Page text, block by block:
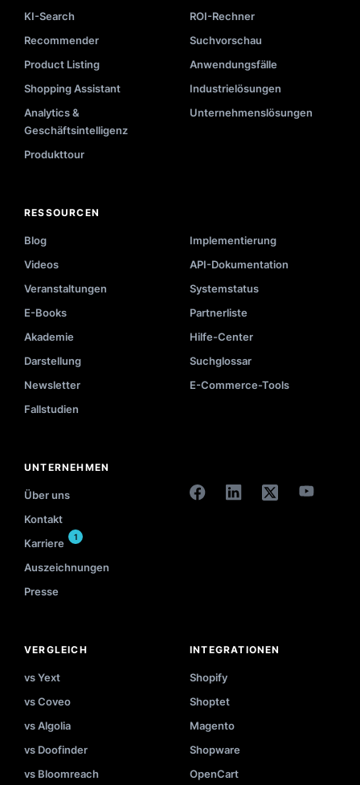
KI-Search
ROI-Rechner
Recommender
Suchvorschau
Product Listing
Anwendungsfälle
Shopping Assistant
Industrielösungen
Analytics &
Geschäftsintelligenz
Unternehmenslösungen
Produkttour
RESSOURCEN
Blog
Implementierung
Videos
API-Dokumentation
Veranstaltungen
Systemstatus
E-Books
Partnerliste
Akademie
Hilfe-Center
Darstellung
Suchglossar
Newsletter
E-Commerce-Tools
Fallstudien
UNTERNEHMEN
Über uns
Kontakt
Karriere
1
Auszeichnungen
Presse
VERGLEICH
vs Yext
vs Coveo
vs Algolia
vs Doofinder
vs Bloomreach
INTEGRATIONEN
Shopify
Shoptet
Magento
Shopware
OpenCart